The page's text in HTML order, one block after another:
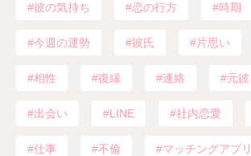
彼の気持ち 恋の行方 時期
今週の運勢 彼氏 片思い
相性 復縁 連絡 元彼
出会い LINE 社内恋愛
仕事 不倫 マッチングアプリ